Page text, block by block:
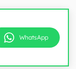
WhatsApp